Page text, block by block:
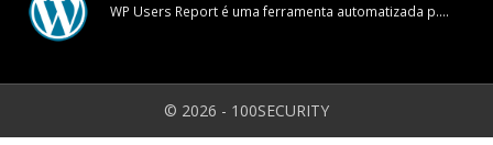
WP Users Report é uma ferramenta automatizada p....
© 2026 - 100SECURITY